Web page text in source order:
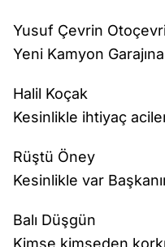
Yusuf Çevrin
Yeni Kamyon
Halil Koçak
Kesinlikle ihtiyaç
Rüştü Öney
Kesinlikle var
Balı Düşgün
Kimse kimseden